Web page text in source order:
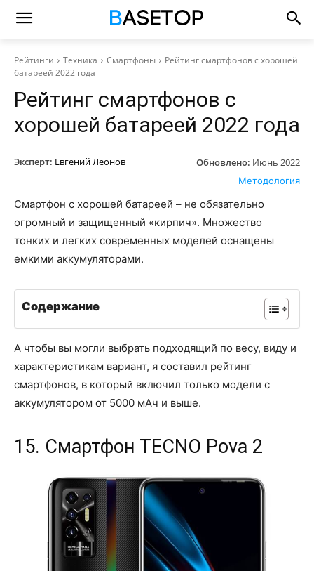
Рейтинги Техника Смартфоны
Рейтинг смартфонов с хорошей
батареей 2022 года
Рейтинг смартфонов с
хорошей батареей 2022 года
Эксперт: Евгений Леонов Обновлено: Июнь 2022
Методология
Смартфон с хорошей батареей – не обязательно
огромный и защищенный «кирпич». Множество
тонких и легких современных моделей оснащены
емкими аккумуляторами.
Содержание
А чтобы вы могли выбрать подходящий по весу, виду и
характеристикам вариант, я составил рейтинг
смартфонов, в который включил только модели с
аккумулятором от 5000 мАч и выше.
15. Смартфон TECNO Pova 2